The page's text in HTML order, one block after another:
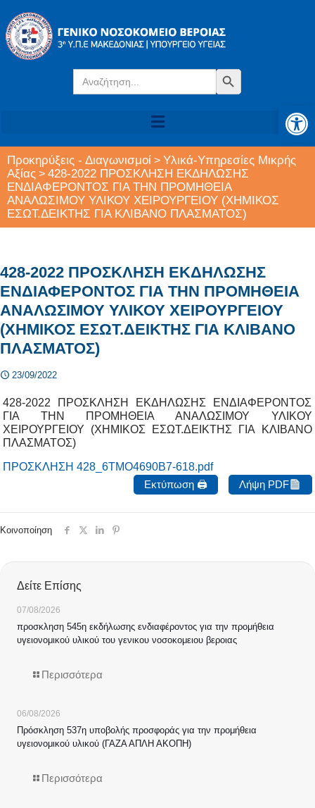
Search
for:
Search Button
Προκηρύξεις - Διαγωνισμοί > Υλικά-Υπηρεσίες Μικρής
Αξίας > 428-2022 ΠΡΟΣΚΛΗΣΗ ΕΚΔΗΛΩΣΗΣ
ΕΝΔΙΑΦΕΡΟΝΤΟΣ ΓΙΑ ΤΗΝ ΠΡΟΜΗΘΕΙΑ
ΑΝΑΛΩΣΙΜΟΥ ΥΛΙΚΟΥ ΧΕΙΡΟΥΡΓΕΙΟΥ (ΧΗΜΙΚΟΣ
ΕΣΩΤ.ΔΕΙΚΤΗΣ ΓΙΑ ΚΛΙΒΑΝΟ ΠΛΑΣΜΑΤΟΣ)
428-2022 ΠΡΟΣΚΛΗΣΗ ΕΚΔΗΛΩΣΗΣ
ΕΝΔΙΑΦΕΡΟΝΤΟΣ ΓΙΑ ΤΗΝ ΠΡΟΜΗΘΕΙΑ
ΑΝΑΛΩΣΙΜΟΥ ΥΛΙΚΟΥ ΧΕΙΡΟΥΡΓΕΙΟΥ
(ΧΗΜΙΚΟΣ ΕΣΩΤ.ΔΕΙΚΤΗΣ ΓΙΑ ΚΛΙΒΑΝΟ
ΠΛΑΣΜΑΤΟΣ)
23/09/2022
428-2022 ΠΡΟΣΚΛΗΣΗ ΕΚΔΗΛΩΣΗΣ ΕΝΔΙΑΦΕΡΟΝΤΟΣ
ΓΙΑ ΤΗΝ ΠΡΟΜΗΘΕΙΑ ΑΝΑΛΩΣΙΜΟΥ ΥΛΙΚΟΥ
ΧΕΙΡΟΥΡΓΕΙΟΥ (ΧΗΜΙΚΟΣ ΕΣΩΤ.ΔΕΙΚΤΗΣ ΓΙΑ ΚΛΙΒΑΝΟ
ΠΛΑΣΜΑΤΟΣ)
ΠΡΟΣΚΛΗΣΗ 428_6ΤΜΟ4690Β7-618.pdf
Εκτύπωση 🖨
Λήψη PDF
Κοινοποίηση
Δείτε Επίσης
07/08/2026
προσκληση 545η εκδήλωσης ενδιαφέροντος για την προμήθεια
υγειονομικού υλικού του γενικου νοσοκομειου βεροιας
Περισσότερα
06/08/2026
Πρόσκληση 537η υποβολής προσφοράς για την προμήθεια
υγειονομικού υλικού (ΓΑΖΑ ΑΠΛΗ ΑΚΟΠΗ)
Περισσότερα